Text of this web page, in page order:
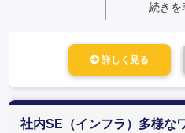
続きを
詳しく見る
社内SE（インフラ）多様な